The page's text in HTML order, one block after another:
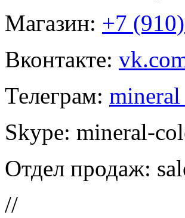
Магазин: +7
Вконтакте:
Телеграм:
Skype: mineral-
Отдел продаж:
//